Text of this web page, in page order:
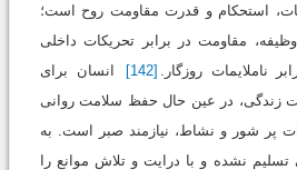
استحکام و قدرت مقاومت روح است؛
مقاومت در برابر تحریکات داخلی
ناملایمات روزگار.
[142]
انسان برای
زندگی، در عین حال حفظ سلامت روانی
پر شور و نشاط، نیازمند صبر است. به
نشده و با درایت و تلاش موانع را